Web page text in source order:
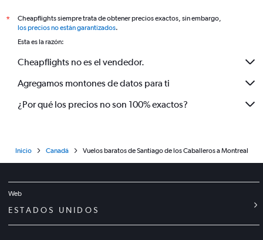
*
Cheapflights siempre trata de obtener precios exactos, sin embargo,
los precios no están garantizados.
Esta es la razón:
Cheapflights no es el vendedor.
Agregamos montones de datos para ti
¿Por qué los precios no son 100% exactos?
Inicio Canadá Vuelos baratos de Santiago de los Caballeros a Montreal
Web
ESTADOS UNIDOS